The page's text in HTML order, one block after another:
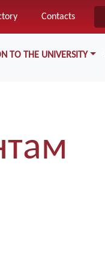
Contacts
TO THE UNIVERSITY